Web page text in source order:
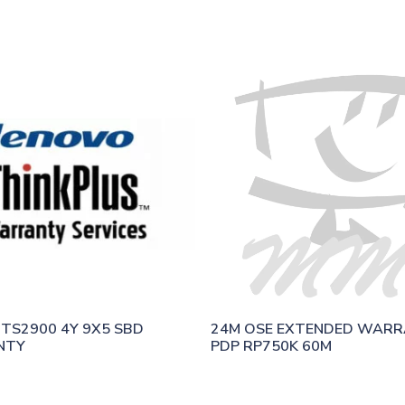
4Y 9X5 SBD
24M OSE EXTENDED
PDP RP750K 60M